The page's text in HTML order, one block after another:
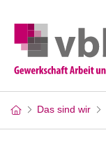
Das sind wir